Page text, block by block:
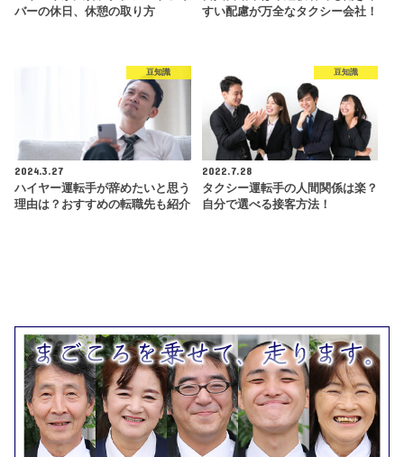
バーの休日、休憩の取り方
すい配慮が万全なタクシー会社！
豆知識
2024.3.27
ハイヤー運転手が辞めたいと思う
理由は？おすすめの転職先も紹介
豆知識
2022.7.28
タクシー運転手の人間関係は楽？
自分で選べる接客方法！